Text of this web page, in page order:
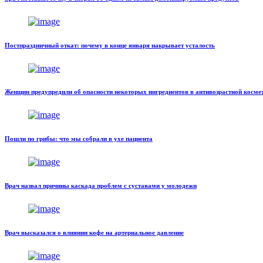
Постпраздничный откат: почему в конце января накрывает усталость
Женщин предупредили об опасности некоторых ингредиентов в антивозрастной
Пошли по грибы: что мы собрали в ухе пациента
Врач назвал причины каскада проблем с суставами у молодежи
Врач высказался о влиянии кофе на артериальное давление